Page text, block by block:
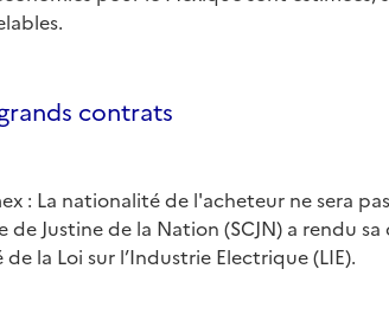
contrats
: La nationalité de l'acheteur ne sera
de Justine de la Nation (SCJN) a rendu
la Loi sur l’Industrie Electrique (LIE).